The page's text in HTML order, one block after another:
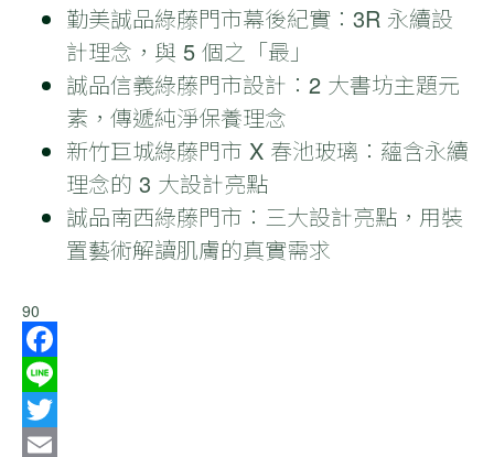
勤美誠品綠藤門市幕後紀實：3R 永續設
計理念，與 5 個之「最」
誠品信義綠藤門市設計：2 大書坊主題元
素，傳遞純淨保養理念
新竹巨城綠藤門市 X 春池玻璃：蘊含永續
理念的 3 大設計亮點
誠品南西綠藤門市：三大設計亮點，用裝
置藝術解讀肌膚的真實需求
90
Facebook
Line
Twitter